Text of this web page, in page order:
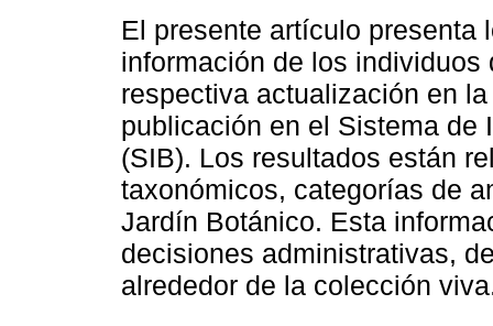
El presente artículo presenta
información de los
respectiva actualización en
publicación en el Sistema de
(SIB). Los resultados están
taxonómicos, categorías de
Jardín Botánico. Esta
decisiones administrativas,
alrededor de la colección